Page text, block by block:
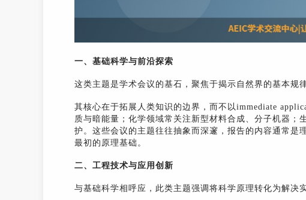
一、基础科学与前沿探索
这类主题是学术会议的基石，聚焦于揭示自然界的基本规
其核心在于拓展人类知识的边界，而不以immediate
质与暗能量；化学领域常关注新型材料合成、分子机器；
护。这些会议的主题往往抽象而深邃，报告的内容通常是
最初的原理基础。
二、工程技术与应用创新
与基础科学相呼应，此类主题强调将科学原理转化为解决